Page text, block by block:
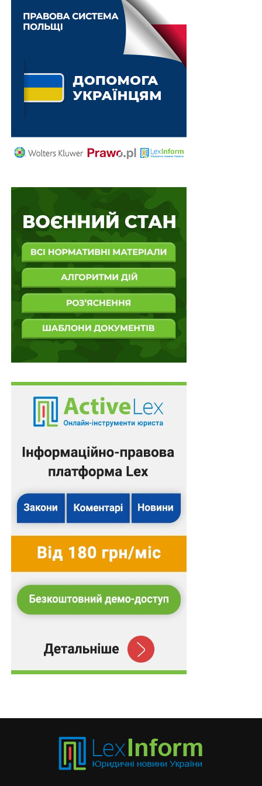
приватної військової компанії «вагнер» рф,
збирала і передавала ворогу інформацію про
переміщення підрозділів і техніки ЗСУ,
утворюють склад державної зради
Первісні початки доктринального підходу
трансформуються в правову матерію та юридичну
ухвалив рішення про заборону Соціалістичної партії
Німеччини, тим самим надавши юридичне
лад». Конституційний Суд констатував споріднення
соціалістичної партії з нацистською, невиконання
членами партії владних актів, зневагу до державних
символів тощо. Зрештою партія, що посягає на засади
конституційного ладу, не може бути дотичною до
реалізації волевиявлення народу, її члени –
висуватися на виборах у ролі кандидатів.
Хронологічна лінія розвитку феномена невдовзі
охопить черговий етап – заборону Комуністичної
партії Німеччини разом з органами преси в 1956 році.
Німецька конституційна модель є взірцем витонченої
блага. Народжена на попелищі масштабної війни,
Конституція Німеччини зразка 1949 року стала не
стримування, здатним протидіяти внутрішнім
загрозам. Спираючись на класичні теорії суспільного
договору, документ вирішив, здавалося б,
парадоксальну дилему: як захистити свободу, не
допустивши її переродження в суцільну
вседозволеність? Відповідь німецькі державотворці
обмежувати основоположні права, такі, як свобода
слова, друку, зібрань або об’єднань, осіб, які
використовують вказані права для підриву буттєвого
порядку країни.
Цей механізм не вичерпується цензурою чи
це своєрідна «юридична броня», що концептуально
окреслює «ціну свободи»: зловживання нею з метою
руйнування демократії може спричинити її легітимну
всупереч основам вільного конституційного ладу.
«Демократія, яка здатна себе захистити» як